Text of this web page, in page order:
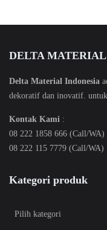
DELTA
Delta Material Indonesia
dekoratif dan inovatif.
Kontak Kami :
08 222 1858 666 (Call/WA)
08 222 115 7779 (Call/WA)
Kategori produk